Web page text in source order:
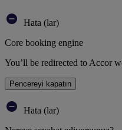
Hata (lar)
Core booking engine
You’ll be redirected to Accor
Pencereyi kapatın
Hata (lar)